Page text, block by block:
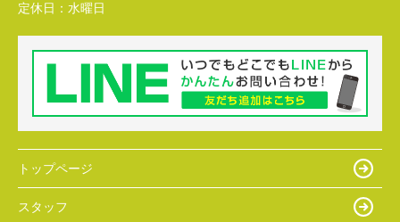
定休日： 水曜日
トップページ
スタッフ